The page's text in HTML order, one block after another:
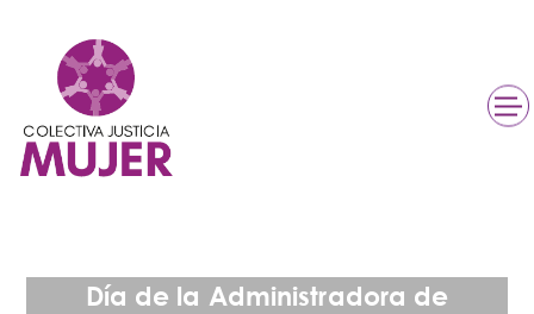
Día de la Administradora de